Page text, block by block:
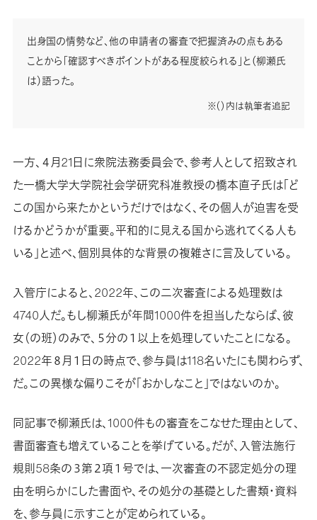
出身国の情勢など、他の申請者の審査で把握済みの点もある
ことから「確認すべきポイントがある程度絞られる」と（柳瀬氏
は）語った。
※（）内は執筆者追記
一方、４月21日に衆院法務委員会で、参考人として招致され
た一橋大学大学院社会学研究科准教授の橋本直子氏は「ど
この国から来たかというだけではなく、その個人が迫害を受
けるかどうかが重要。平和的に見える国から逃れてくる人も
いる」と述べ、個別具体的な背景の複雑さに言及している。
入管庁によると、2022年、この二次審査による処理数は
4740人だ。もし柳瀬氏が年間1000件を担当したならば、彼
女（の班）のみで、５分の１以上を処理していたことになる。
2022年８月１日の時点で、参与員は118名いたにも関わらず、
だ。この異様な偏りこそが「おかしなこと」ではないのか。
同記事で柳瀬氏は、1000件もの審査をこなせた理由として、
書面審査も増えていることを挙げている。だが、入管法施行
規則58条の３第２項１号では、一次審査の不認定処分の理
由を明らかにした書面や、その処分の基礎とした書類・資料
を、参与員に示すことが定められている。